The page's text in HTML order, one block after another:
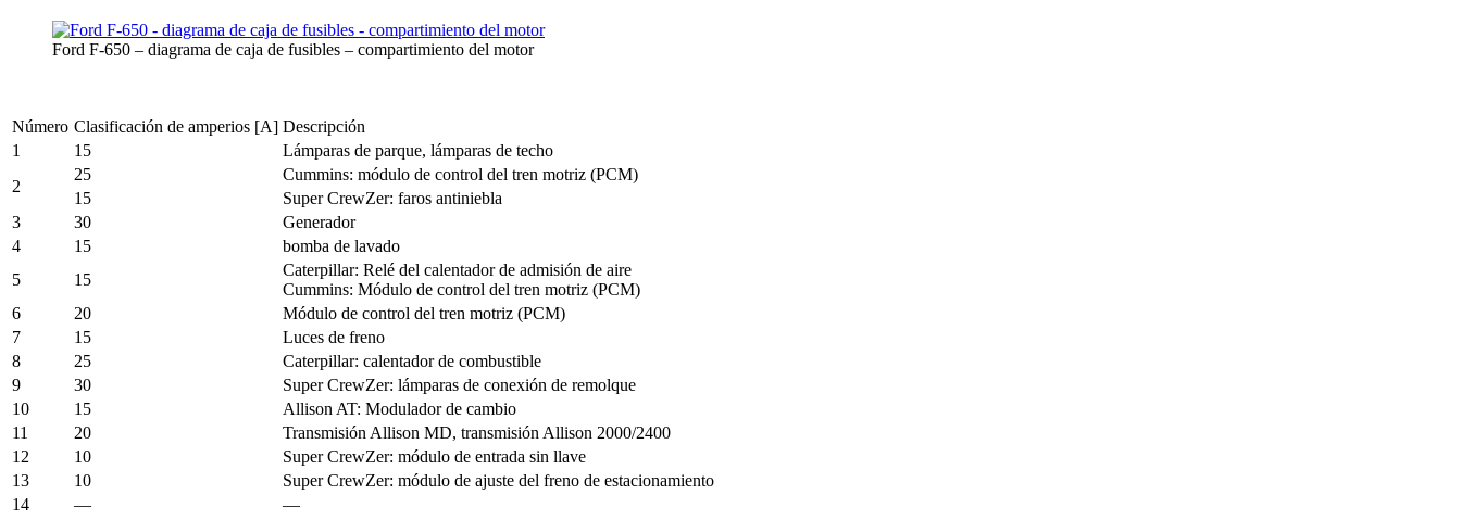
Ford F-650 – diagrama de caja de fusibles – compartimiento del motor
Número Clasificación de amperios [A] Descripción
1
15
Lámparas de parque, lámparas de techo
2
25
Cummins: módulo de control del tren motriz (PCM)
15
Super CrewZer: faros antiniebla
3
30
Generador
4
15
bomba de lavado
5
15
Caterpillar: Relé del calentador de admisión de aire
Cummins: Módulo de control del tren motriz (PCM)
6
20
Módulo de control del tren motriz (PCM)
7
15
Luces de freno
8
25
Caterpillar: calentador de combustible
9
30
Super CrewZer: lámparas de conexión de remolque
10
15
Allison AT: Modulador de cambio
11
20
Transmisión Allison MD, transmisión Allison 2000/2400
12
10
Super CrewZer: módulo de entrada sin llave
13
10
Super CrewZer: módulo de ajuste del freno de estacionamiento
14
—
—